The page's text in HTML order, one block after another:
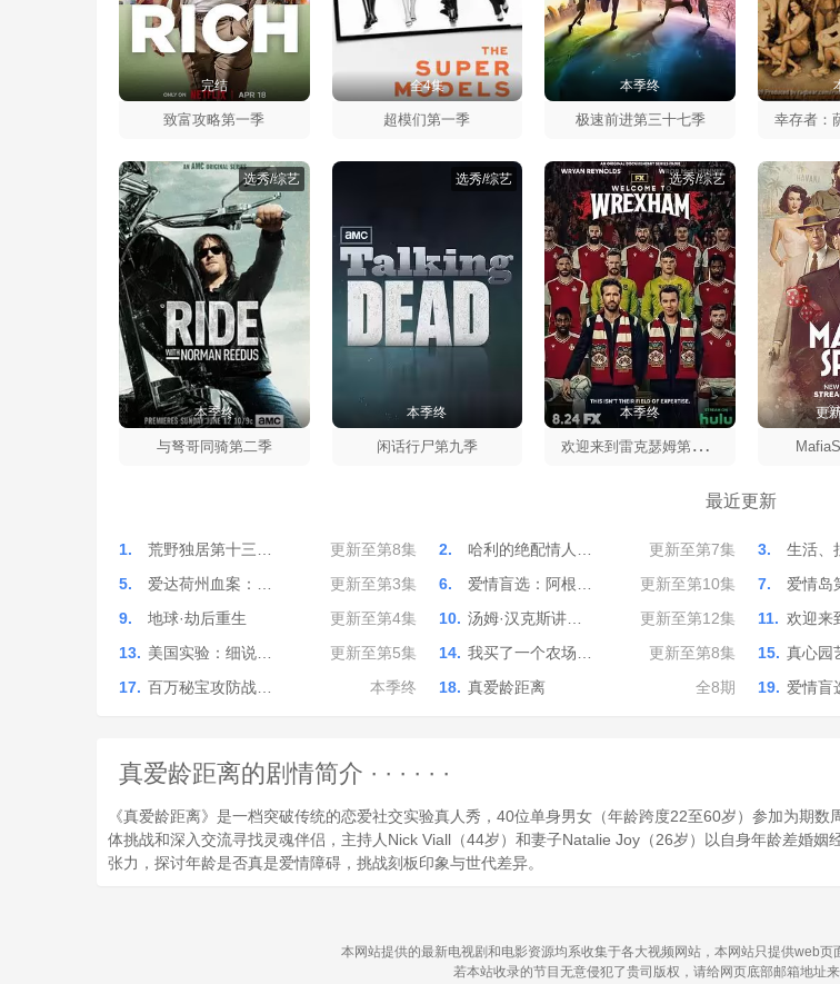
完结
致富攻略第一季
全4集
超模们第一季
本季终
极速前进第三十七季
本季终
选秀/综艺
与弩哥同骑第二季
本季终
选秀/综艺
闲话行尸第九季
本季终
选秀/综艺
欢
迎来到雷克瑟姆第一季
更
最近更新
1. 荒野独居第十三… 更新至第8集 2. 哈利的绝配情人… 更新至第7集 3. 生活、
5.
爱达荷州血案：… 更新至第3集 6. 爱情盲选：阿根… 更新至第10集 7. 爱情岛
9.
地球·劫后重生 更新至第4集 10. 汤姆·汉克斯讲… 更新至第12集 11. 欢迎来
13. 美国实验：细说… 更新至第5集 14. 我买了一个农场… 更新至第8集 15. 真心园
17. 百万秘宝攻防战… 本季终 18. 真爱龄距离 全8期 19. 爱情盲
真爱龄距离的剧情简介 · · · · · ·
《真爱龄距离》是一档突破传统的恋爱社交实验真人秀，40位单身男女（年龄跨度22至60岁）参加为期
体挑战和深入交流寻找灵魂伴侣，主持人Nick Viall（44岁）和妻子Natalie Joy（26岁）以自身年龄差婚
张力，探讨年龄是否真是爱情障碍，挑战刻板印象与世代差异。
本网站提供的最新电视剧和电影资源均系收集于各大视频网站，本网站只提供web
若本站收录的节目无意侵犯了贵司版权，请给网页底部邮箱地址